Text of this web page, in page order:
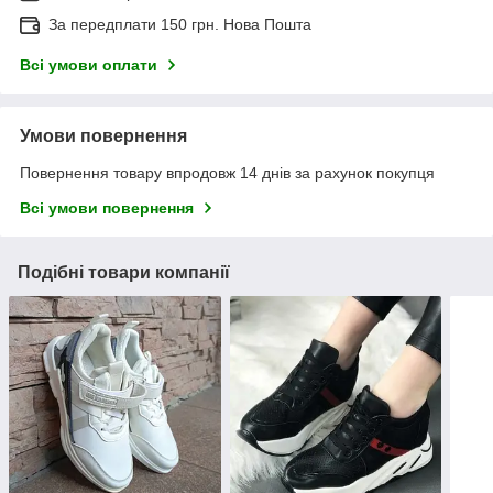
За передплати 150 грн. Нова Пошта
Всі умови оплати
Умови повернення
Повернення товару впродовж 14 днів за рахунок покупця
Всі умови повернення
Подібні товари компанії